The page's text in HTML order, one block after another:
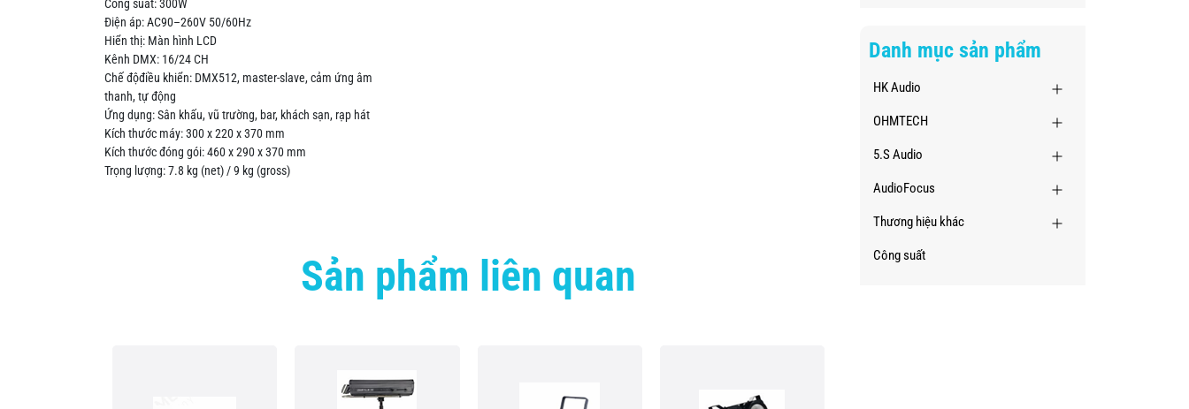
Công suất: 300W
Điện áp: AC90–260V 50/60Hz
Hiển thị: Màn hình LCD
Kênh DMX: 16/24 CH
Chế độđiều khiển: DMX512, master-slave, cảm ứng âm
thanh, tự động
Ứng dụng: Sân khấu, vũ trường, bar, khách sạn, rạp hát
Kích thước máy: 300 x 220 x 370 mm
Kích thước đóng gói: 460 x 290 x 370 mm
Trọng lượng: 7.8 kg (net) / 9 kg (gross)
Sản phẩm liên quan
Danh mục sản phẩm
HK Audio
OHMTECH
5.S Audio
AudioFocus
Thương hiệu khác
Công suất